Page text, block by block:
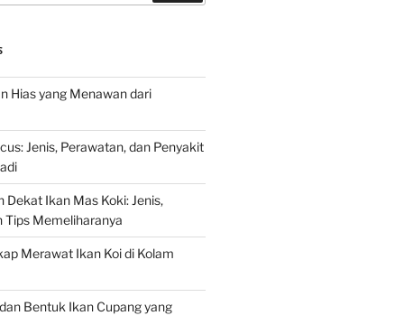
Hias yang Menawan dari
Jenis, Perawatan, dan Penyakit
Dekat Ikan Mas Koki: Jenis,
Tips Memeliharanya
Merawat Ikan Koi di Kolam
Bentuk Ikan Cupang yang